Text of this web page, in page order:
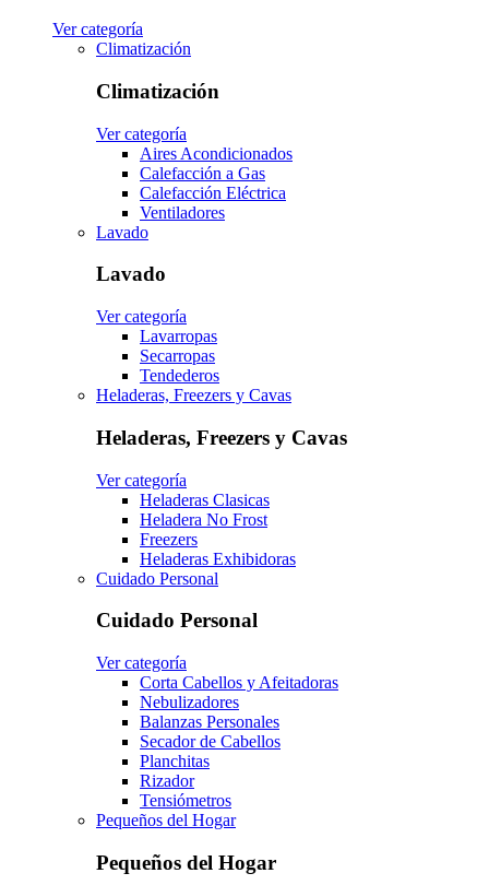
Ver categoría
Climatización
Climatización
Ver categoría
Aires Acondicionados
Calefacción a Gas
Calefacción Eléctrica
Ventiladores
Lavado
Lavado
Ver categoría
Lavarropas
Secarropas
Tendederos
Heladeras, Freezers y Cavas
Heladeras, Freezers y Cavas
Ver categoría
Heladeras Clasicas
Heladera No Frost
Freezers
Heladeras Exhibidoras
Cuidado Personal
Cuidado Personal
Ver categoría
Corta Cabellos y Afeitadoras
Nebulizadores
Balanzas Personales
Secador de Cabellos
Planchitas
Rizador
Tensiómetros
Pequeños del Hogar
Pequeños del Hogar